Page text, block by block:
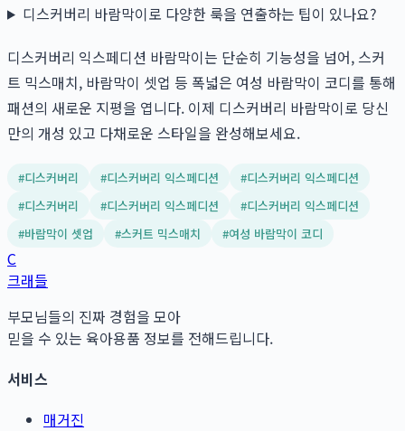
디스커버리 바람막이로 다양한 룩을 연출하는 팁이 있나요?
디스커버리 익스페디션 바람막이는 단순히 기능성을 넘어, 스커
트 믹스매치, 바람막이 셋업 등 폭넓은 여성 바람막이 코디를 통해
패션의 새로운 지평을 엽니다. 이제 디스커버리 바람막이로 당신
만의 개성 있고 다채로운 스타일을 완성해보세요.
#디스커버리 #디스커버리 익스페디션 #디스커버리 익스페디션
#디스커버리 #디스커버리 익스페디션 #디스커버리 익스페디션
#바람막이 셋업 #스커트 믹스매치 #여성 바람막이 코디
C
크래들
부모님들의 진짜 경험을 모아
믿을 수 있는 육아용품 정보를 전해드립니다.
서비스
매거진